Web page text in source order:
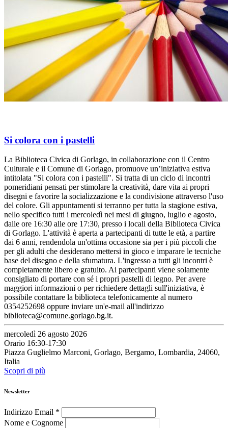
Si colora con i pastelli
La Biblioteca Civica di Gorlago, in collaborazione con il Centro
Culturale e il Comune di Gorlago, promuove un’iniziativa estiva
intitolata "Si colora con i pastelli". Si tratta di un ciclo di incontri
pomeridiani pensati per stimolare la creatività, dare vita ai propri
disegni e favorire la socializzazione e la condivisione attraverso l'uso
del colore. Gli appuntamenti si terranno per tutta la stagione estiva,
nello specifico tutti i mercoledì nei mesi di giugno, luglio e agosto,
dalle ore 16:30 alle ore 17:30, presso i locali della Biblioteca Civica
di Gorlago. L'attività è aperta a partecipanti di tutte le età, a partire
dai 6 anni, rendendola un'ottima occasione sia per i più piccoli che
per gli adulti che desiderano mettersi in gioco e imparare le tecniche
base del disegno e della sfumatura. L'ingresso a tutti gli incontri è
completamente libero e gratuito. Ai partecipanti viene solamente
consigliato di portare con sé i propri pastelli di legno. Per avere
maggiori informazioni o per richiedere dettagli sull'iniziativa, è
possibile contattare la biblioteca telefonicamente al numero
0354252698 oppure inviare un'e-mail all'indirizzo
biblioteca@comune.gorlago.bg.it.
mercoledì 26 agosto 2026
Orario 16:30-17:30
Piazza Guglielmo Marconi, Gorlago, Bergamo, Lombardia, 24060,
Italia
Scopri di più
Newsletter
Indirizzo Email *
Nome e Cognome